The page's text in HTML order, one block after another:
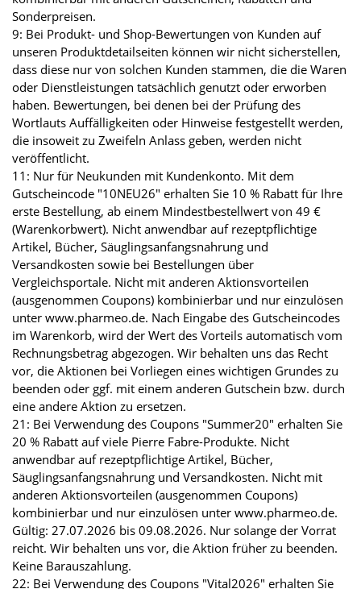
Sonderpreisen.
9: Bei Produkt- und Shop-Bewertungen von Kunden auf
unseren Produktdetailseiten können wir nicht sicherstellen,
dass diese nur von solchen Kunden stammen, die die Waren
oder Dienstleistungen tatsächlich genutzt oder erworben
haben. Bewertungen, bei denen bei der Prüfung des
Wortlauts Auffälligkeiten oder Hinweise festgestellt werden,
die insoweit zu Zweifeln Anlass geben, werden nicht
veröffentlicht.
11: Nur für Neukunden mit Kundenkonto. Mit dem
Gutscheincode "10NEU26" erhalten Sie 10 % Rabatt für Ihre
erste Bestellung, ab einem Mindestbestellwert von 49 €
(Warenkorbwert). Nicht anwendbar auf rezeptpflichtige
Artikel, Bücher, Säuglingsanfangsnahrung und
Versandkosten sowie bei Bestellungen über
Vergleichsportale. Nicht mit anderen Aktionsvorteilen
(ausgenommen Coupons) kombinierbar und nur einzulösen
unter www.pharmeo.de. Nach Eingabe des Gutscheincodes
im Warenkorb, wird der Wert des Vorteils automatisch vom
Rechnungsbetrag abgezogen. Wir behalten uns das Recht
vor, die Aktionen bei Vorliegen eines wichtigen Grundes zu
beenden oder ggf. mit einem anderen Gutschein bzw. durch
eine andere Aktion zu ersetzen.
21: Bei Verwendung des Coupons "Summer20" erhalten Sie
20 % Rabatt auf viele Pierre Fabre-Produkte. Nicht
anwendbar auf rezeptpflichtige Artikel, Bücher,
Säuglingsanfangsnahrung und Versandkosten. Nicht mit
anderen Aktionsvorteilen (ausgenommen Coupons)
kombinierbar und nur einzulösen unter www.pharmeo.de.
Gültig: 27.07.2026 bis 09.08.2026. Nur solange der Vorrat
reicht. Wir behalten uns vor, die Aktion früher zu beenden.
Keine Barauszahlung.
22: Bei Verwendung des Coupons "Vital2026" erhalten Sie